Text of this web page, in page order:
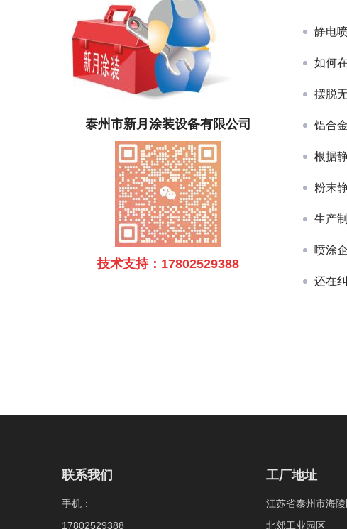
静电
如何
摆脱
铝合
根据
粉末
生产
喷涂
还在
泰州市新月涂装设备有限公司
技术支持：17802529388
联系我们
手机：
17802529388
工厂地址
江苏省泰州市海
北郊工业园区